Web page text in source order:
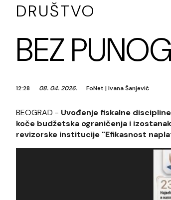
DRUŠTVO
BEZ
12:28 08. 04. 2026. FoNet |Ivana Šanjević
BEOGRAD - Uvođenje fiskalne
koče budžetska ograničenja i
revizorske institucije "Efikasnost